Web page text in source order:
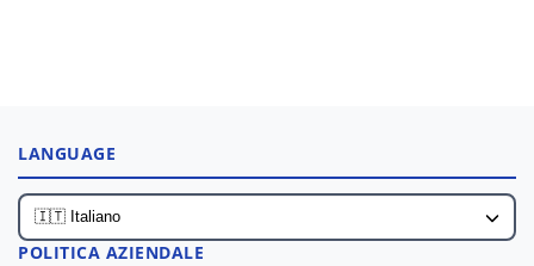
LANGUAGE
POLITICA AZIENDALE